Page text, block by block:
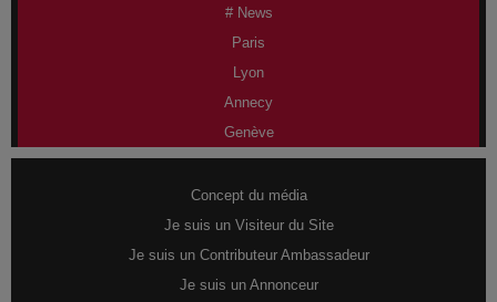
# News
Paris
Lyon
Annecy
Genève
Concept du média
Je suis un Visiteur du Site
Je suis un Contributeur Ambassadeur
Je suis un Annonceur